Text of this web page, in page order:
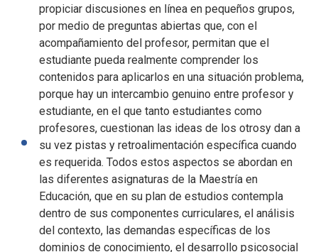
propiciar discusiones en línea en pequeños grupos,
por medio de preguntas abiertas que, con el
acompañamiento del profesor, permitan que el
estudiante pueda realmente comprender los
contenidos para aplicarlos en una situación problema,
porque hay un intercambio genuino entre profesor y
estudiante, en el que tanto estudiantes como
profesores, cuestionan las ideas de los otrosy dan a
su vez pistas y retroalimentación específica cuando
es requerida. Todos estos aspectos se abordan en
las diferentes asignaturas de la Maestría en
Educación, que en su plan de estudios contempla
dentro de sus componentes curriculares, el análisis
del contexto, las demandas específicas de los
dominios de conocimiento, el desarrollo psicosocial